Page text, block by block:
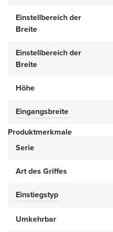
Einstellbereich der
Breite
Einstellbereich der
Breite
Höhe
Eingangsbreite
Produktmerkmale
Serie
Art des Griffes
Einstiegstyp
Umkehrbar